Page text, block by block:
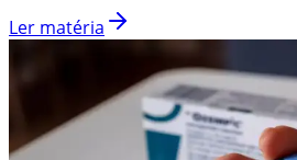
Ler matéria